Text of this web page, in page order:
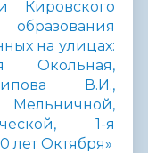
Кировского
на улицах:
Окольная,
В.И.,
1-я
лет Октября»